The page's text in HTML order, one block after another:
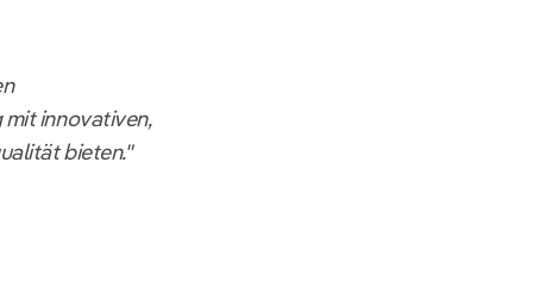
innovativen,
bieten."